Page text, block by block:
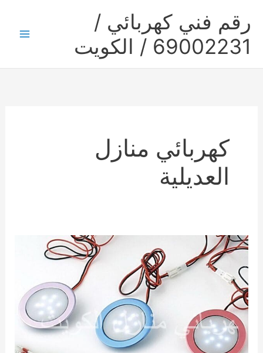
المحتوى
رقم فني كهربائي /
69002231 / الكويت
كهربائي منازل
العديلية